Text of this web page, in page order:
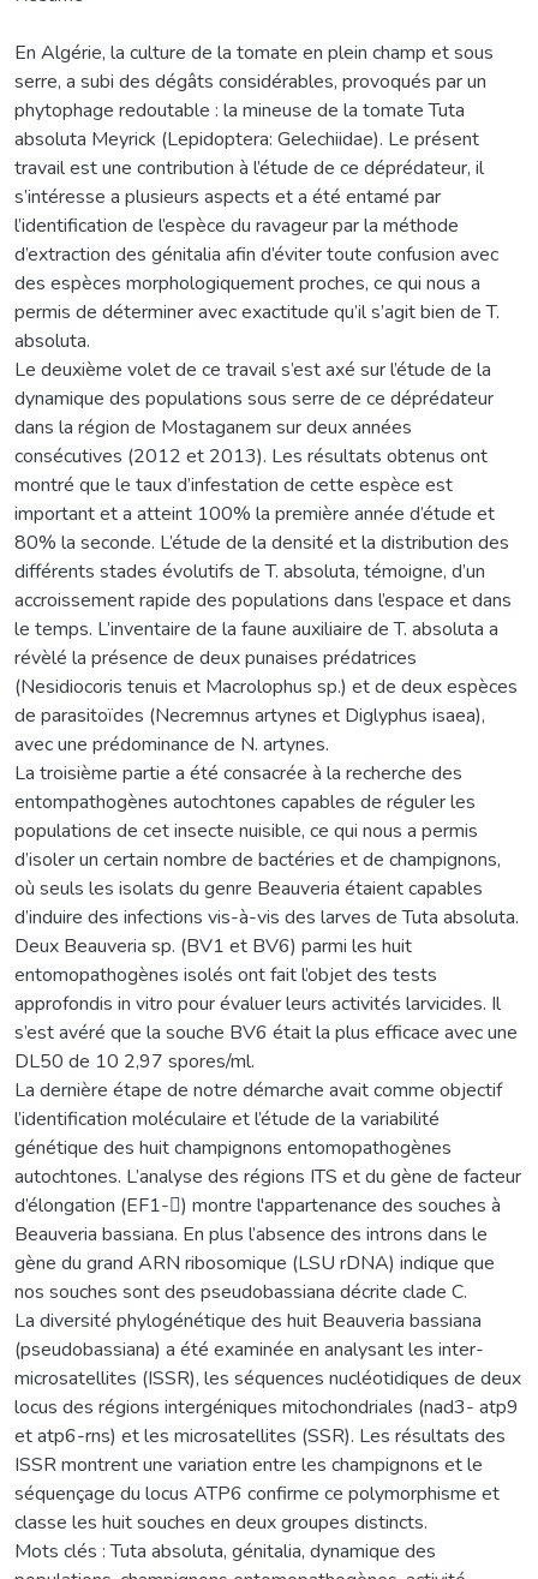
En Algérie, la culture de la tomate en plein champ et sous
serre, a subi des dégâts considérables, provoqués par un
phytophage redoutable : la mineuse de la tomate Tuta
absoluta Meyrick (Lepidoptera: Gelechiidae). Le présent
travail est une contribution à l’étude de ce déprédateur, il
s’intéresse a plusieurs aspects et a été entamé par
l’identification de l’espèce du ravageur par la méthode
d’extraction des génitalia afin d’éviter toute confusion avec
des espèces morphologiquement proches, ce qui nous a
permis de déterminer avec exactitude qu’il s’agit bien de T.
absoluta.
Le deuxième volet de ce travail s’est axé sur l’étude de la
dynamique des populations sous serre de ce déprédateur
dans la région de Mostaganem sur deux années
consécutives (2012 et 2013). Les résultats obtenus ont
montré que le taux d’infestation de cette espèce est
important et a atteint 100% la première année d’étude et
80% la seconde. L’étude de la densité et la distribution des
différents stades évolutifs de T. absoluta, témoigne, d’un
accroissement rapide des populations dans l’espace et dans
le temps. L’inventaire de la faune auxiliaire de T. absoluta a
révèlé la présence de deux punaises prédatrices
(Nesidiocoris tenuis et Macrolophus sp.) et de deux espèces
de parasitoïdes (Necremnus artynes et Diglyphus isaea),
avec une prédominance de N. artynes.
La troisième partie a été consacrée à la recherche des
entompathogènes autochtones capables de réguler les
populations de cet insecte nuisible, ce qui nous a permis
d’isoler un certain nombre de bactéries et de champignons,
où seuls les isolats du genre Beauveria étaient capables
d’induire des infections vis-à-vis des larves de Tuta absoluta.
Deux Beauveria sp. (BV1 et BV6) parmi les huit
entomopathogènes isolés ont fait l’objet des tests
approfondis in vitro pour évaluer leurs activités larvicides. Il
s’est avéré que la souche BV6 était la plus efficace avec une
DL50 de 10 2,97 spores/ml.
La dernière étape de notre démarche avait comme objectif
l’identification moléculaire et l’étude de la variabilité
génétique des huit champignons entomopathogènes
autochtones. L’analyse des régions ITS et du gène de facteur
d’élongation (EF1-) montre l'appartenance des souches à
Beauveria bassiana. En plus l’absence des introns dans le
gène du grand ARN ribosomique (LSU rDNA) indique que
nos souches sont des pseudobassiana décrite clade C.
La diversité phylogénétique des huit Beauveria bassiana
(pseudobassiana) a été examinée en analysant les inter-
microsatellites (ISSR), les séquences nucléotidiques de deux
locus des régions intergéniques mitochondriales (nad3- atp9
et atp6-rns) et les microsatellites (SSR). Les résultats des
ISSR montrent une variation entre les champignons et le
séquençage du locus ATP6 confirme ce polymorphisme et
classe les huit souches en deux groupes distincts.
Mots clés : Tuta absoluta, génitalia, dynamique des